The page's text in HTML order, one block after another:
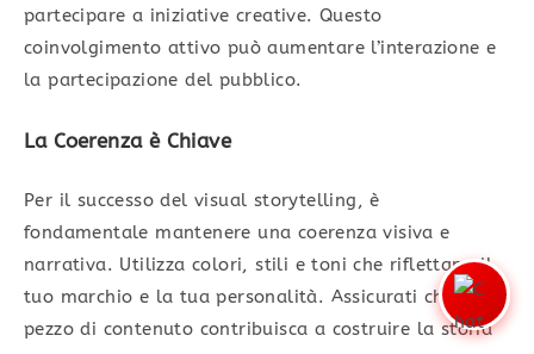
partecipare a iniziative creative. Questo
coinvolgimento attivo può aumentare l’interazione e
la partecipazione del pubblico.
La Coerenza è Chiave
Per il successo del visual storytelling, è
fondamentale mantenere una coerenza visiva e
narrativa. Utilizza colori, stili e toni che riflettano il
tuo marchio e la tua personalità. Assicurati che ogni
pezzo di contenuto contribuisca a costruire la storia